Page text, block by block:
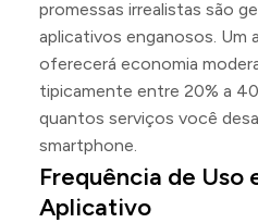
promessas irrealistas são
aplicativos enganosos. Um
oferecerá economia
tipicamente entre 20% a
quantos serviços você
smartphone.
Frequência de Uso
Aplicativo